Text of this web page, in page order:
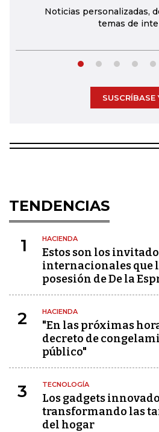
Noticias personalizadas,
temas de
SUSCRÍBASE
TENDENCIAS
1 HACIENDA
Estos son los
internacionales que
posesión de De la
2 HACIENDA
"En las próximas
decreto de
público"
3 TECNOLOGÍA
Los gadgets
transformando las
del hogar